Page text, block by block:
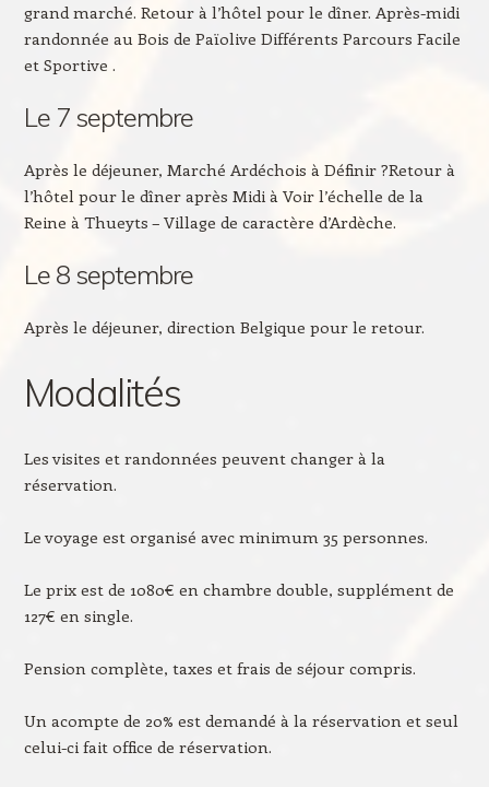
grand marché. Retour à l’hôtel pour le dîner. Après-midi
randonnée au Bois de Païolive Différents Parcours Facile
et Sportive .
Le 7 septembre
Après le déjeuner, Marché Ardéchois à Définir ?Retour à
l’hôtel pour le dîner après Midi à Voir l’échelle de la
Reine à Thueyts – Village de caractère d’Ardèche.
Le 8 septembre
Après le déjeuner, direction Belgique pour le retour.
Modalités
Les visites et randonnées peuvent changer à la
réservation.
Le voyage est organisé avec minimum 35 personnes.
Le prix est de 1080€ en chambre double, supplément de
127€ en single.
Pension complète, taxes et frais de séjour compris.
Un acompte de 20% est demandé à la réservation et seul
celui-ci fait office de réservation.